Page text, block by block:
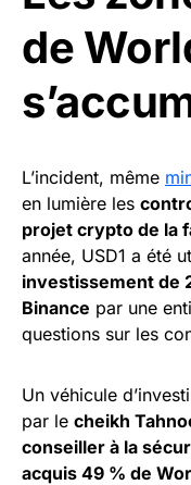
de
L’incident, même
en lumière les
projet crypto de la
année, USD1 a été
investissement de
Binance par une
questions sur les
Un véhicule
par le cheikh
conseiller à la
acquis 49 % de